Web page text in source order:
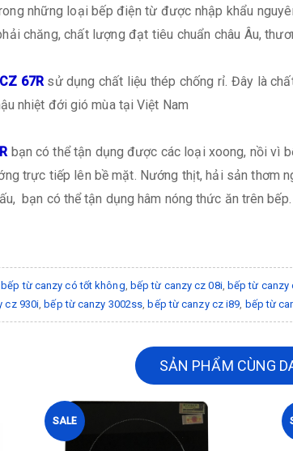
những loại bếp điện từ được nhập khẩu
chăng, chất lượng đạt tiêu chuẩn châu Âu,
67Rsử dụng chất liệu thép chống rỉ. Đây là
nhiệt đới gió mùa tại Việt Nam
bạn có thể tận dụng được các loại xoong, nồi vì
trực tiếp lên bề mặt. Nướng thịt, hải sản thơm
bạn có thể tận dụng hâm nóng thức ăn trên bếp.
bếp từ canzy có tốt không bếp từ canzy cz 08i, bếp từ canzy
cz 930i ,bếp từ canzy 3002ss ,bếp từ canzy cz i89 bếp từ
SẢN PHẨM CÙNG
SALE